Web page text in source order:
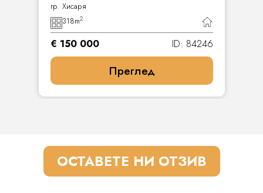
гр. Хисаря
318m2
€ 150 000 ID: 84246
Преглед
ОСТАВЕТЕ НИ ОТЗИВ